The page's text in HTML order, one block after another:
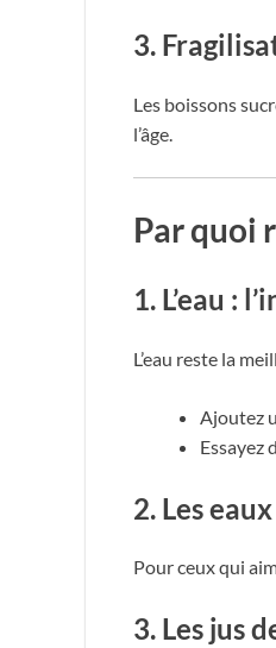
3.
Les boissons
l’âge.
Par quoi
1. L’eau :
L’eau reste la
Ajoutez
Essayez
2. Les
Pour ceux qui
3. Les jus